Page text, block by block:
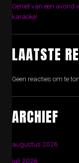
Geniet van een avond
karaoke!
LAATSTE
Geen reacties om te
ARCHIEF
augustus 2026
juli 2026